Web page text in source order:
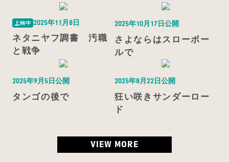
上映中 2025年11月8日
ネタニヤフ調書 汚職
と戦争
2025年10月17日公開
さよならはスローボー
ルで
2025年9月5日公開
タンゴの後で
2025年8月22日公開
狂い咲きサンダーロー
ド
VIEW MORE